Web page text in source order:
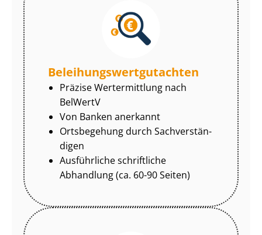
Be­lei­hungs­wert­gut­ach­ten
Präzise Wertermittlung nach
BelWertV
Von Banken anerkannt
Ortsbegehung durch Sach­ver­stän­
di­gen
Ausführliche schriftliche
Abhandlung (ca. 60-90 Seiten)